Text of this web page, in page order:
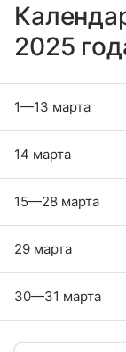
2025
1—13 марта
14 марта
15—28 марта
29 марта
30—31 марта